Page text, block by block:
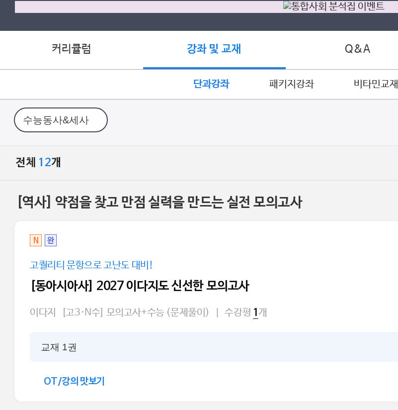
커리큘럼 강좌 및 교재 Q&A
단과강좌 패키지강좌 비타민교재
전체 12개
[역사] 약점을 찾고 만점 실력을 만드는 실전 모의고사
N 완
고퀄리티 문항으로 고난도 대비!
[동아시아사] 2027 이다지도 신선한 모의고사
이다지 [고3·N수] 모의고사+수능 (문제풀이) 수강평 1 개
교재 1권
OT/강의 맛보기